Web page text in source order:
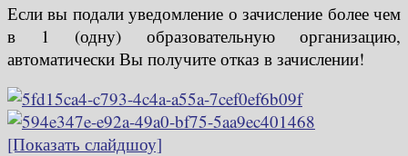
Если вы подали уведомление о зачисление более чем
в 1 (одну) образовательную организацию,
автоматически Вы получите отказ в зачислении!
[Показать слайдшоу]